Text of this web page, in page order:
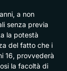
a non
senza previa
la potestà
del fatto che i
16, provvederà
la facoltà di